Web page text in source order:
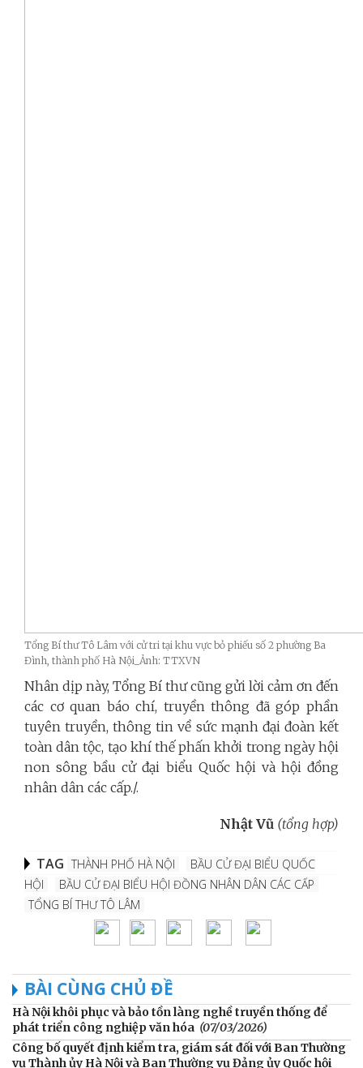
Tổng Bí thư Tô Lâm với cử tri tại khu vực bỏ phiếu số 2 phường Ba
Đình, thành phố Hà Nội_Ảnh: TTXVN
Nhân dịp này, Tổng Bí thư cũng gửi lời cảm ơn đến
các cơ quan báo chí, truyền thông đã góp phần
tuyên truyền, thông tin về sức mạnh đại đoàn kết
toàn dân tộc, tạo khí thế phấn khởi trong ngày hội
non sông bầu cử đại biểu Quốc hội và hội đồng
nhân dân các cấp./.
Nhật Vũ (tổng hợp)
TAG THÀNH PHỐ HÀ NỘI
BẦU CỬ ĐẠI BIỂU QUỐC
HỘI
BẦU CỬ ĐẠI BIỂU HỘI ĐỒNG NHÂN DÂN CÁC CẤP
TỔNG BÍ THƯ TÔ LÂM
BÀI CÙNG CHỦ ĐỀ
Hà Nội khôi phục và bảo tồn làng nghề truyền thống để
phát triển công nghiệp văn hóa (07/03/2026)
Công bố quyết định kiểm tra, giám sát đối với Ban Thường
vụ Thành ủy Hà Nội và Ban Thường vụ Đảng ủy Quốc hội